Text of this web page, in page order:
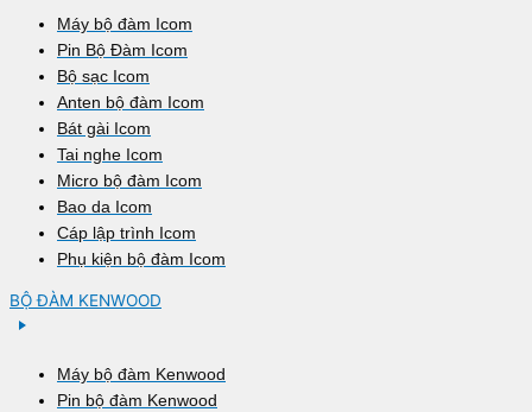
Máy bộ đàm Icom
Pin Bộ Đàm Icom
Bộ sạc Icom
Anten bộ đàm Icom
Bát gài Icom
Tai nghe Icom
Micro bộ đàm Icom
Bao da Icom
Cáp lập trình Icom
Phụ kiện bộ đàm Icom
BỘ ĐÀM KENWOOD
Máy bộ đàm Kenwood
Pin bộ đàm Kenwood